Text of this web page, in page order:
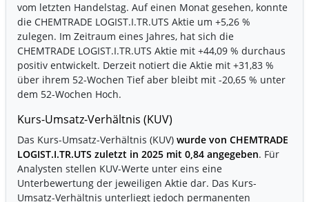
vom letzten Handelstag. Auf einen Monat gesehen, konnte
die CHEMTRADE LOGIST.I.TR.UTS Aktie um +5,26 %
zulegen. Im Zeitraum eines Jahres, hat sich die
CHEMTRADE LOGIST.I.TR.UTS Aktie mit +44,09 % durchaus
positiv entwickelt. Derzeit notiert die Aktie mit +31,83 %
über ihrem 52-Wochen Tief aber bleibt mit -20,65 % unter
dem 52-Wochen Hoch.
Kurs-Umsatz-Verhältnis (KUV)
Das Kurs-Umsatz-Verhältnis (KUV) wurde von CHEMTRADE
LOGIST.I.TR.UTS zuletzt in 2025 mit 0,84 angegeben. Für
Analysten stellen KUV-Werte unter eins eine
Unterbewertung der jeweiligen Aktie dar. Das Kurs-
Umsatz-Verhältnis unterliegt jedoch permanenten